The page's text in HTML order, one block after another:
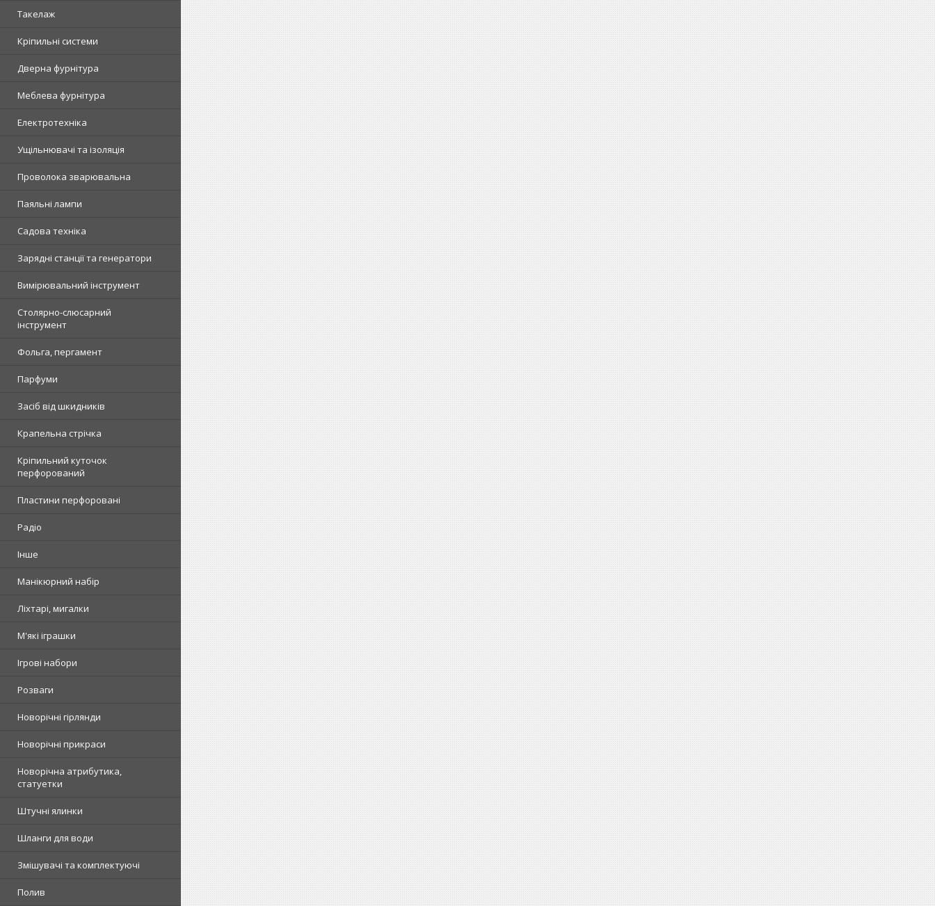
Такелаж
Кріпильні системи
Дверна фурнітура
Меблева фурнітура
Електротехніка
Ущільнювачі та ізоляція
Проволока зварювальна
Паяльні лампи
Садова техніка
Зарядні станції та генератори
Вимірювальний інструмент
Столярно-слюсарний
інструмент
Фольга, пергамент
Парфуми
Засіб від шкидників
Крапельна стрічка
Кріпильний куточок
перфорований
Пластини перфоровані
Радіо
Інше
Манікюрний набір
Ліхтарі, мигалки
М'які іграшки
Ігрові набори
Розваги
Новорічні гірлянди
Новорічні прикраси
Новорічна атрибутика,
статуетки
Штучні ялинки
Шланги для води
Змішувачі та комплектуючі
Полив